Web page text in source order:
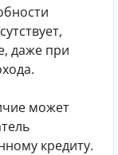
даже при
может
кредиту.